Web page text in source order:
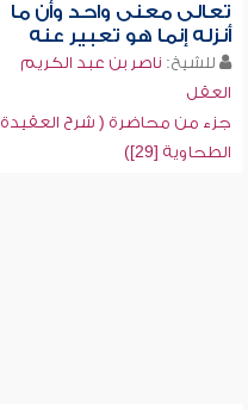
تعالى معنى واحد وأن ما
أنزله إنما هو تعبير عنه
للشيخ: ناصر بن عبد الكريم
العقل
جزء من محاضرة ( شرح العقيدة
الطحاوية [29])